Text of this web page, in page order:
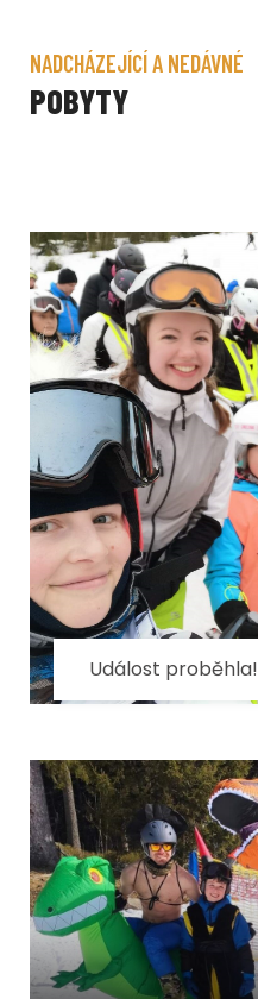
NADCHÁZEJÍCÍ A NEDÁVNÉ
POBYTY
Událost proběhla!